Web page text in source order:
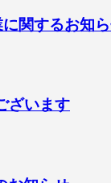
関するお知
ざいます